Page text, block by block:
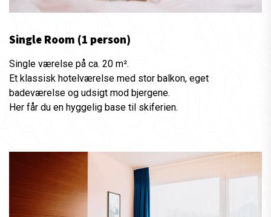
Single Room (1 person)
Single værelse på ca. 20 m².
Et klassisk hotelværelse med stor balkon, eget
badeværelse og udsigt mod bjergene.
Her får du en hyggelig base til skiferien.